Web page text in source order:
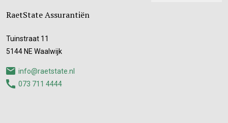
RaetState Assurantiën
Tuinstraat 11
5144 NE Waalwijk
info@raetstate.nl
073 711 4444